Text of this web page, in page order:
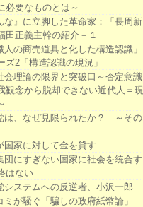
必要なものとは～
な』に立脚した革命家：「長周新
田正義主幹の紹介－１
人の商売道具と化した構造認識」
ズ2「構造認識の現況」
会理論の限界と突破口～否定意識
観念から脱却できない近代人＝現
は、なぜ見限られたか？ ～その
国家に対して金を貸す
団にすぎない国家に社会を統合す
はない
システムへの反逆者、小沢一郎
ミが騒ぐ「騙しの政府紙幣論」